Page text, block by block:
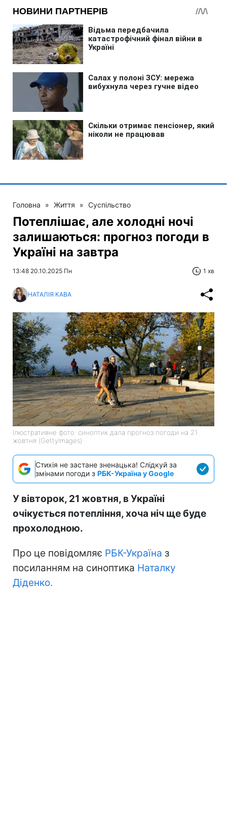
Головна » Життя » Суспільство
Потеплішає, але холодні ночі
залишаються: прогноз погоди в
Україні на завтра
13:48 20.10.2025 Пн 1 хв
НАТАЛІЯ КАВА
Ілюстративне фото: синоптик дала прогноз погоди на 21
жовтня (GettyImages)
Стихія не застане зненацька! Слідкуй за
змінами погоди з РБК-Україна у Google
У вівторок, 21 жовтня, в Україні
очікується потепління, хоча ніч ще буде
прохолодною.
Про це повідомляє РБК-Україна з
посиланням на синоптика Наталку
Діденко.